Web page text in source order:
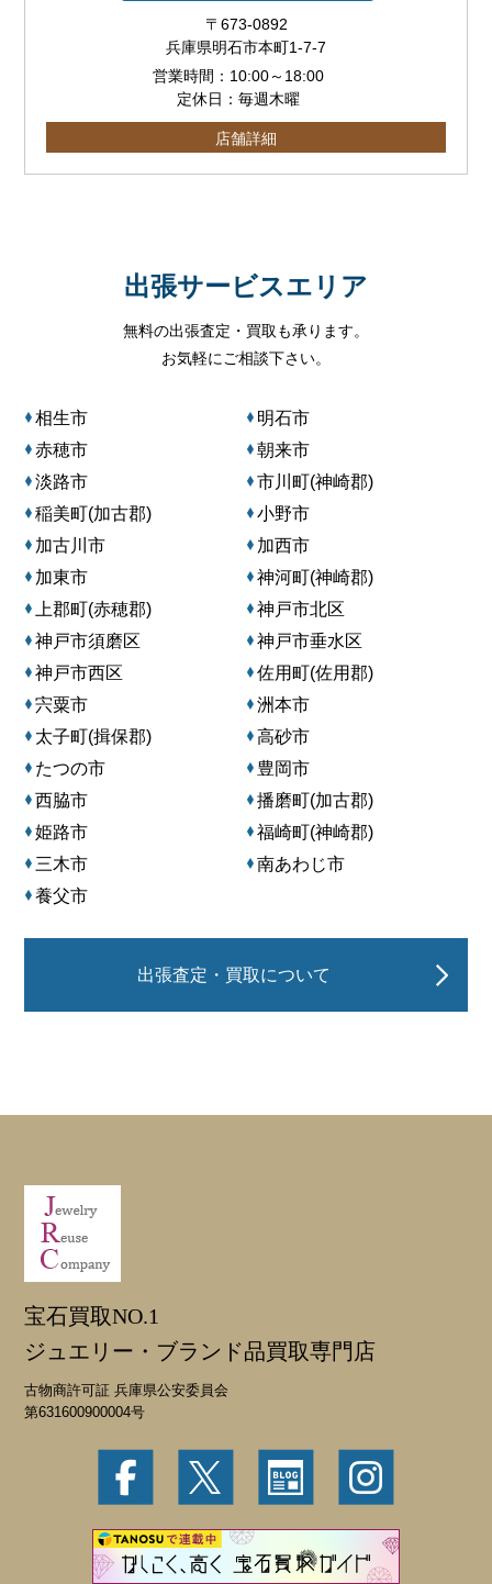
〒673-0892
兵庫県明石市本町1-7-7
営業時間： 10:00～ 18:00
定休日：毎週木曜
店舗詳細
出張サービスエリア
無料の出張査定・買取も承ります。
お気軽にご相談下さい。
相生市
明石市
赤穂市
朝来市
淡路市
市川町(神崎郡)
稲美町(加古郡)
小野市
加古川市
加西市
加東市
神河町(神崎郡)
上郡町(赤穂郡)
神戸市北区
神戸市須磨区
神戸市垂水区
神戸市西区
佐用町(佐用郡)
宍粟市
洲本市
太子町(揖保郡)
高砂市
たつの市
豊岡市
西脇市
播磨町(加古郡)
姫路市
福崎町(神崎郡)
三木市
南あわじ市
養父市
出張査定・買取について
宝石買取NO.1
ジュエリー・ブランド品買取専門店
古物商許可証 兵庫県公安委員会
第631600900004号